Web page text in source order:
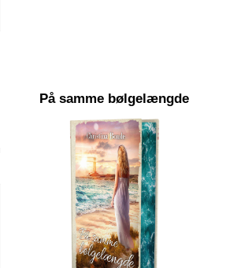
På samme bølgelængde